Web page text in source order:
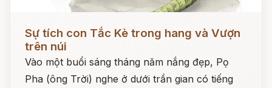
Sự tích con Tắc Kè trong hang và Vượn
trên núi
Vào một buổi sáng tháng năm nắng đẹp, Pọ
Pha (ông Trời) nghe ở dưới trần gian có tiếng